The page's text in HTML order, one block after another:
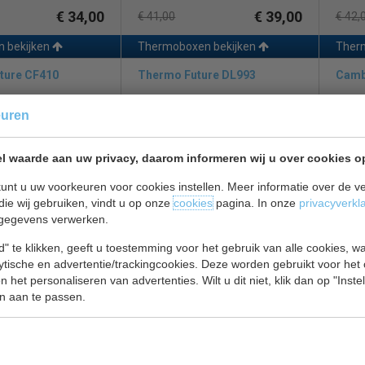
waarde aan uw privacy, daarom informeren wij u over cookies
u uw voorkeuren voor cookies instellen. Meer informatie over de
wij gebruiken, vindt u op onzecookiespagina. In onze
verwerken.
te klikken, geeft u toestemming voor het gebruik van alle cookies,
en advertentie/trackingcookies. Deze worden gebruikt voor het
het personaliseren van advertenties. Wilt u dit niet, klik dan op
aan te passen.
€ 34,00
bekijken
€ 41,00
€ 39,00
Thermoboxen bekijken
€
CF410
inhoud 42 liter |
60 x 29 cm
€ 39,00
bekijken
Thermo Future DL993
Thermobox | inhoud 21 liter |
€ 43,00
€ 40,00
Thermoboxen bekijken
|
€